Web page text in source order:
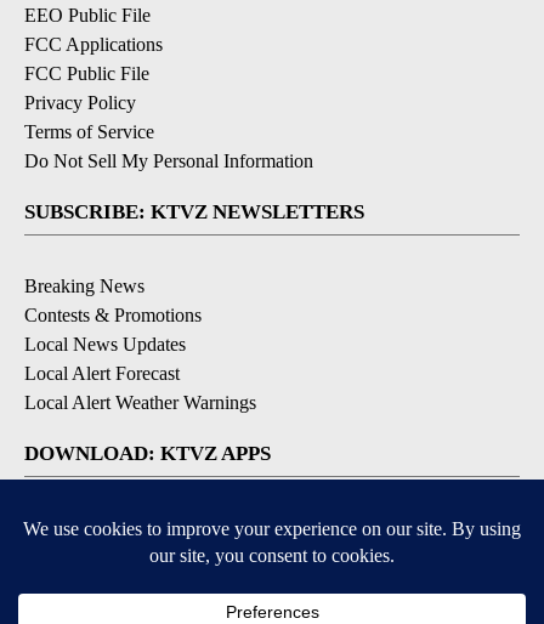
EEO Public File
FCC Applications
FCC Public File
Privacy Policy
Terms of Service
Do Not Sell My Personal Information
SUBSCRIBE: KTVZ NEWSLETTERS
Breaking News
Contests & Promotions
Local News Updates
Local Alert Forecast
Local Alert Weather Warnings
DOWNLOAD: KTVZ APPS
Apple & Google Play Stores